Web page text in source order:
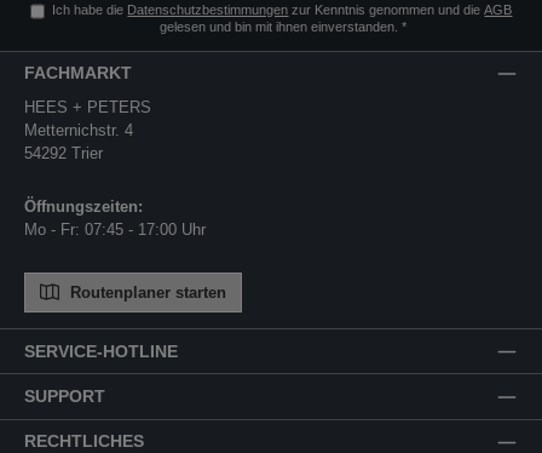
Ich habe die Datenschutzbestimmungen zur Kenntnis genommen und dieAGB
gelesen und bin mit ihnen einverstanden. *
SERVICE-HOTLINE
SUPPORT
RECHTLICHES
FACHMARKT
HEES + PETERS
Metternichstr. 4
54292 Trier
Öffnungszeiten:
Mo - Fr: 07:45 - 17:00 Uhr
Routenplaner starten